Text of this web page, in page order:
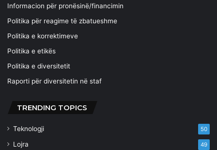
Informacion për pronësinë/financimin
Politika për reagime të zbatueshme
Politika e korrektimeve
Politika e etikës
Politika e diversitetit
Raporti për diversitetin në staf
TRENDING TOPICS
Teknologji 50
Lojra 49